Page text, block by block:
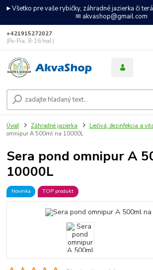
►Všetko pre vaše rybičky, záhradné jazierka či
✉ akvashop@gmail.com
+421915272027
(Po-Pia, 8-16 hod.)
Úvod Záhradné jazierka Liečivá, dezinfekcia a
omnipur A 500ml na 10000L
Sera pond omnipur A
10000L
Novinka TOP produkt